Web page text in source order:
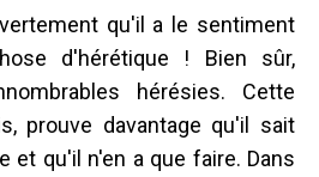
qu'il a le sentiment
d'hérétique ! Bien sûr,
hérésies. Cette
prouve davantage qu'il sait
et qu'il n'en a que faire. Dans